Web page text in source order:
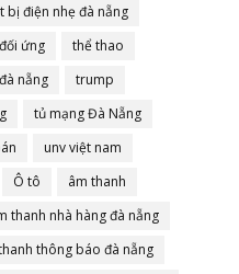
bị điện nhẹ đà nẵng
ứng
thể thao
nẵng
trump
tủ mạng Đà Nẵng
unv việt nam
Ô tô
âm thanh
thanh nhà hàng đà nẵng
thông báo đà nẵng